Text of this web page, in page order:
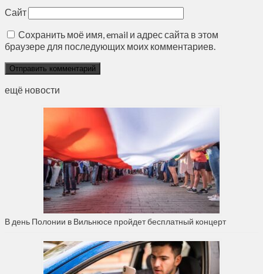
Сайт
Сохранить моё имя, email и адрес сайта в этом
браузере для последующих моих комментариев.
ещё новости
В день Полонии в Вильнюсе пройдет бесплатный концерт